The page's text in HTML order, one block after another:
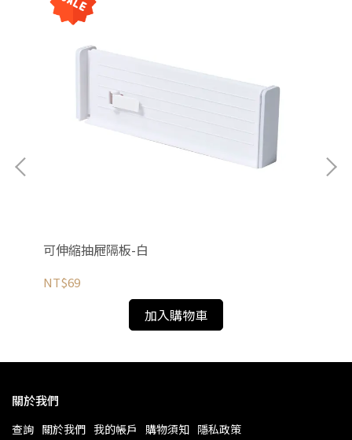
可伸縮抽屜隔板-白
NT$69
加入購物車
關於我們
查詢 關於我們 我的帳戶 購物須知 隱私政策